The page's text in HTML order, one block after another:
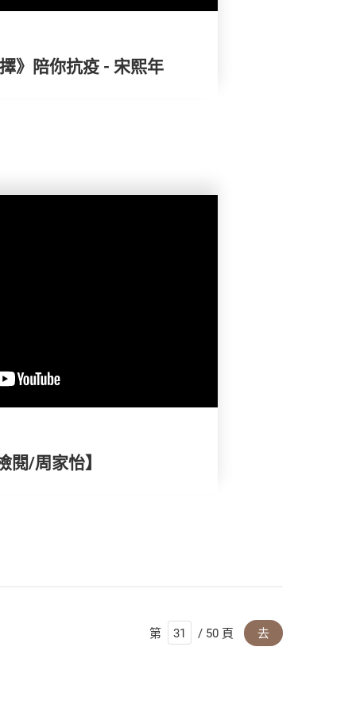
》陪你抗疫 - 宋熙年
閱/周家怡】
第 / 50 頁 去